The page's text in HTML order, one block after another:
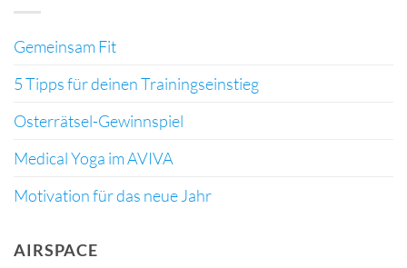
Gemeinsam Fit
5 Tipps für deinen Trainingseinstieg
Osterrätsel-Gewinnspiel
Medical Yoga im AVIVA
Motivation für das neue Jahr
AIRSPACE